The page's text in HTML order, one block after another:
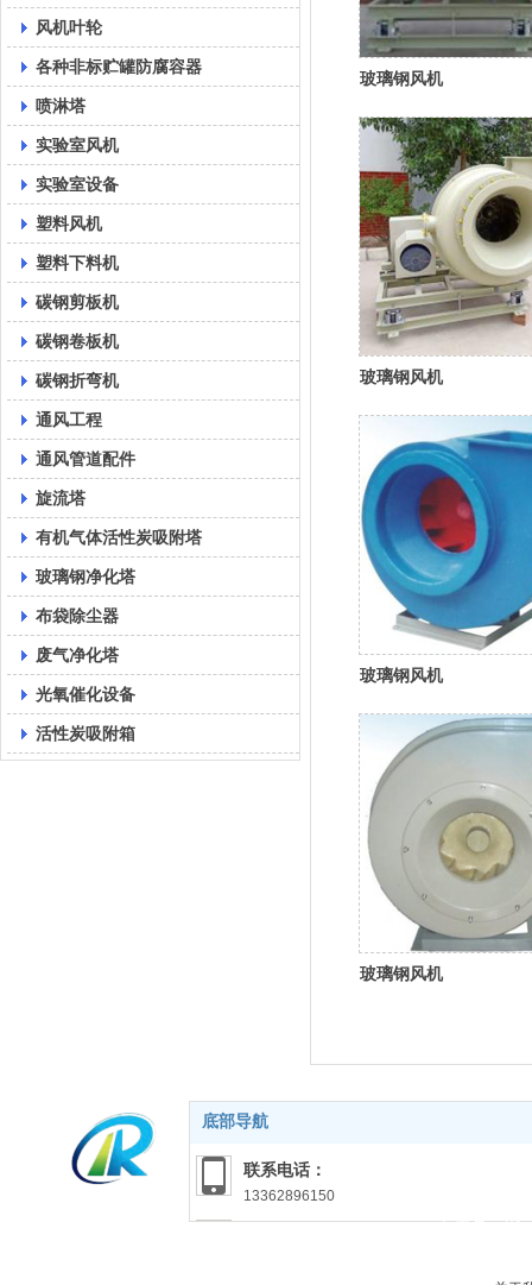
风机叶轮
各种非标贮罐防腐容器
喷淋塔
实验室风机
实验室设备
塑料风机
塑料下料机
碳钢剪板机
碳钢卷板机
碳钢折弯机
通风工程
通风管道配件
旋流塔
有机气体活性炭吸附塔
玻璃钢净化塔
布袋除尘器
废气净化塔
光氧催化设备
活性炭吸附箱
玻璃钢风机
玻璃钢风机
玻璃钢风机
玻璃钢风机
底部导航
联系电话：
13362896150
备案号：浙